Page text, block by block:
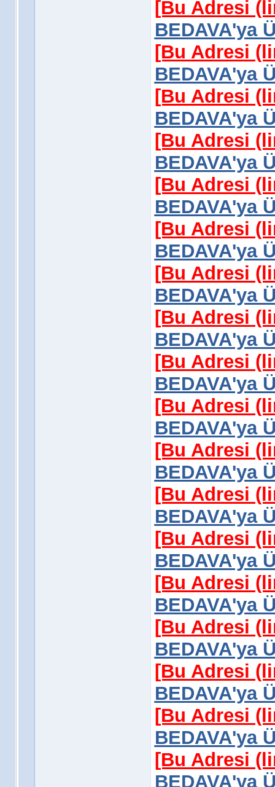
[Bu Adresi
BEDAVA'ya
[Bu Adresi
BEDAVA'ya
[Bu Adresi
BEDAVA'ya
[Bu Adresi
BEDAVA'ya
[Bu Adresi
BEDAVA'ya
[Bu Adresi
BEDAVA'ya
[Bu Adresi
BEDAVA'ya
[Bu Adresi
BEDAVA'ya
[Bu Adresi
BEDAVA'ya
[Bu Adresi
BEDAVA'ya
[Bu Adresi
BEDAVA'ya
[Bu Adresi
BEDAVA'ya
[Bu Adresi
BEDAVA'ya
[Bu Adresi
BEDAVA'ya
[Bu Adresi
BEDAVA'ya
[Bu Adresi
BEDAVA'ya
[Bu Adresi
BEDAVA'ya
[Bu Adresi
BEDAVA'ya